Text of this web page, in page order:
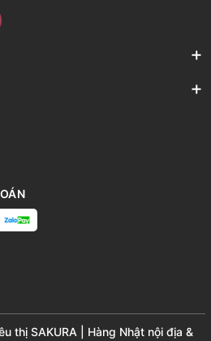
thị SAKURA | Hàng Nhật nội địa &